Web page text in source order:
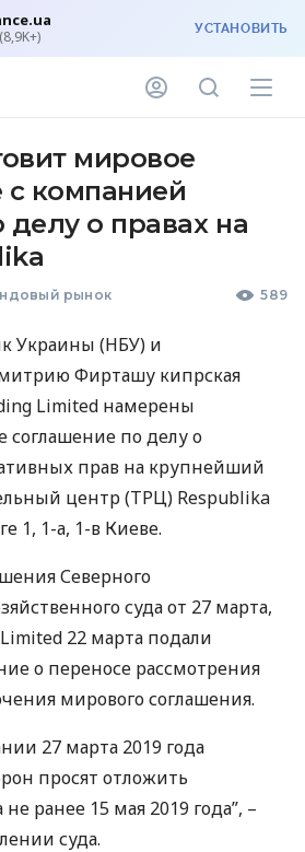
(8,9K+) УСТАНОВИТЬ
мировое
компанией
о правах на
рынок 589
Украины (НБУ) и
Фирташу кипрская
Limited намерены
соглашение по делу о
прав на крупнейший
центр (ТРЦ) Respublika
1, 1-а, 1-в Киеве.
Северного
суда от 27 марта,
22 марта подали
о переносе рассмотрения
мирового соглашения.
27 марта 2019 года
просят отложить
ранее 15 мая 2019 года”, –
суда.